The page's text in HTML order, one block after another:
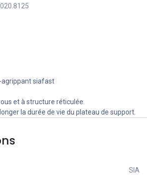
siafast
et à structure réticulée.
la durée de vie du plateau de support.
SIA